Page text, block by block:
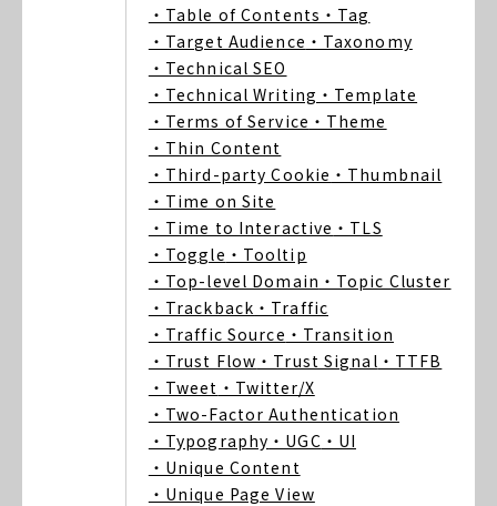
・Table of Contents ・Tag
・Target Audience ・Taxonomy
・Technical SEO
・Technical Writing ・Template
・Terms of Service ・Theme
・Thin Content
・Third-party Cookie ・Thumbnail
・Time on Site
・Time to Interactive ・TLS
・Toggle ・Tooltip
・Top-level Domain ・Topic Cluster
・Trackback ・Traffic
・Traffic Source ・Transition
・Trust Flow ・Trust Signal ・TTFB
・Tweet ・Twitter/X
・Two-Factor Authentication
・Typography ・UGC ・UI
・Unique Content
・Unique Page View